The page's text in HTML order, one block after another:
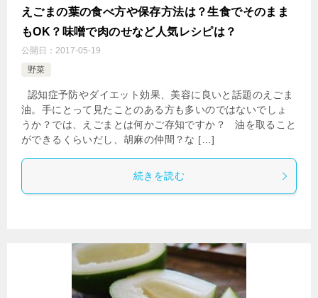
えごまの葉の食べ方や保存方法は？生食でそのまま
もOK？味噌で肉のせなど人気レシピは？
公開日： 2017-05-19
野菜
認知症予防やダイエット効果、美容に良いと話題のえごま
油。手にとって見たことのある方も多いのではないでしょ
うか？では、えごまとは何かご存知ですか？ 油を取ること
ができるくらいだし、胡麻の仲間？な […]
続きを読む